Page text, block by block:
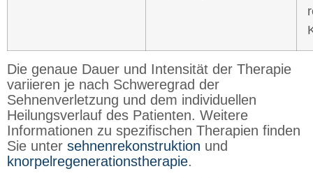
Die genaue Dauer und Intensität der Therapie
variieren je nach Schweregrad der
Sehnenverletzung und dem individuellen
Heilungsverlauf des Patienten. Weitere
Informationen zu spezifischen Therapien finden
Sie unter sehnenrekonstruktion und
knorpelregenerationstherapie.